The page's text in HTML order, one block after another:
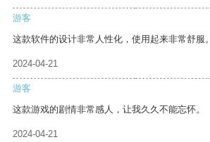
游客
这款软件的设计非常人性化，使用起来非常舒服。
2024-04-21
游客
这款游戏的剧情非常感人，让我久久不能忘怀。
2024-04-21